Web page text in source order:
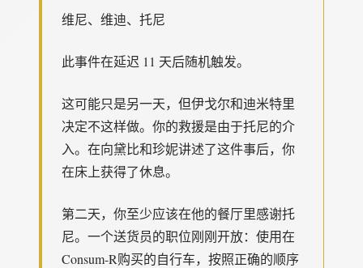
维尼、维迪、托尼
此事件在延迟 11 天后随机触发。
这可能只是另一天，但伊戈尔和迪米特里
决定不这样做。你的救援是由于托尼的介
入。在向黛比和珍妮讲述了这件事后，你
在床上获得了休息。
第二天，你至少应该在他的餐厅里感谢托
尼。一个送货员的职位刚刚开放：使用在
Consum-R购买的自行车，按照正确的顺序